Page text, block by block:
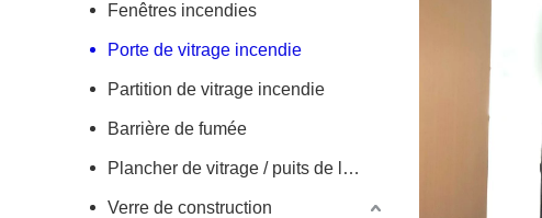
Fenêtres incendies
Porte de vitrage incendie
Partition de vitrage incendie
Barrière de fumée
Plancher de vitrage / puits de lumière en incendie
Verre de construction